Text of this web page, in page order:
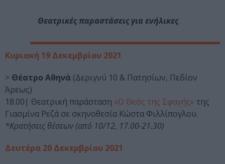
Θεατρικές παραστάσεις για ενήλικες
Κυριακή 19 Δεκεμβρίου 2021
> Θέατρο Αθηνά (Δεριγνύ 10 & Πατησίων, Πεδίον
Άρεως)
18.00| Θεατρική παράσταση «Ο Θεός της Σφαγής» της
Γιασμίνα Ρεζά σε σκηνοθεσία Κώστα Φιλλίπογλου.
*Κρατήσεις θέσεων (από 10/12, 17.00-21.30)
Δευτέρα 20 Δεκεμβρίου 2021